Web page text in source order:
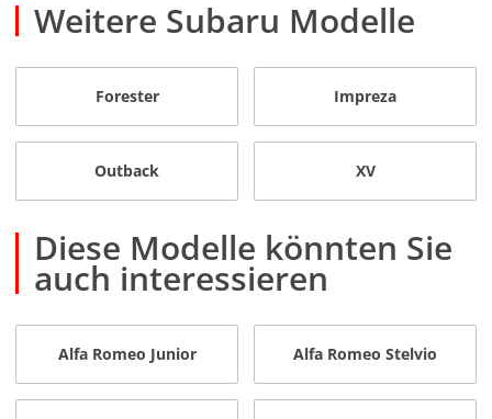
Weitere Subaru Modelle
Forester Impreza
Outback XV
Diese Modelle könnten Sie
auch interessieren
Alfa Romeo Junior Alfa Romeo Stelvio